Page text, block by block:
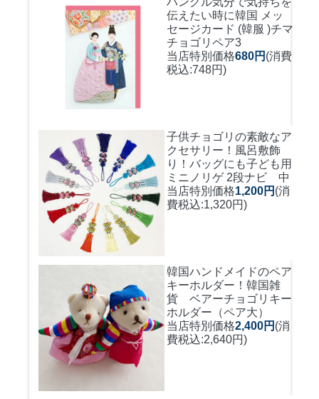
伝えたい時に韓国 メッ
セージカード (韓服 )チマ
チョゴリペア3
当店特別価格680円 (消費
税込:748円)
子供チョゴリの素敵なア
クセサリー！風呂敷飾
り！バッグにも子ども用
ミニノリゲ 2段ナビ 中
当店特別価格1,200円 (消
費税込:1,320円)
韓国ハンドメイドのペア
キーホルダー！ 韓国雑
貨 ベアーチョゴリキー
ホルダー（ペア大）
当店特別価格2,400円 (消
費税込:2,640円)